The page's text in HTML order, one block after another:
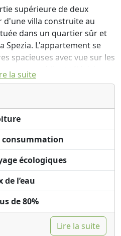
supérieure de deux
villa construite au
dans un quartier sûr et
Spezia. L'appartement se
spacieuses avec vue sur les
canapé-lit et télévision,
équipée et d'une
la maison, il y a une grande
table, des chaises et un
puissiez profiter de vos
Casa di Elisa!
de vous donner des
ce que vous voudrez peut-
également très heureux de
les moins fréquentés (mais
Terre (moyennant un petit
la suite
écologiques
l’eau
de 80%
Lire la suite